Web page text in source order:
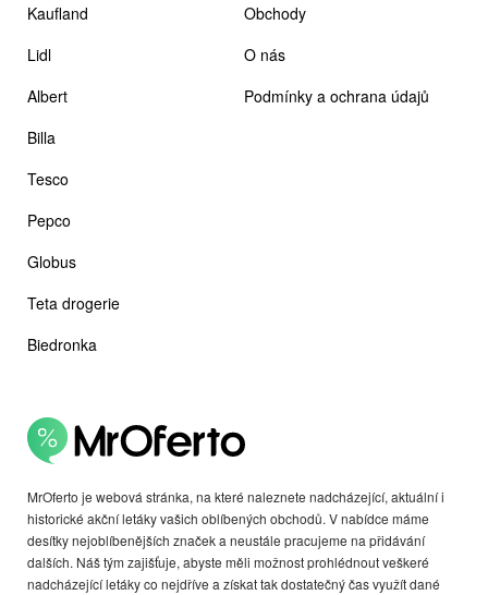
MrOferto je webová stránka, na které naleznete nadcházející, aktuální i
historické akční letáky vašich oblíbených obchodů. V nabídce máme
desítky nejoblíbenějších značek a neustále pracujeme na přidávání
dalších. Náš tým zajišťuje, abyste měli možnost prohlédnout veškeré
nadcházející letáky co nejdříve a získat tak dostatečný čas využít dané
Kaufland
Lidl
Albert
Billa
Tesco
Pepco
Globus
Teta drogerie
Biedronka
Obchody
O nás
Podmínky a ochrana údajů